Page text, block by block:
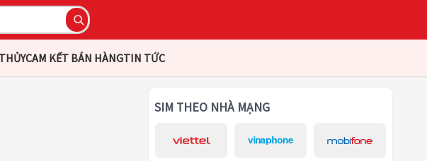
CAM KẾT BÁN HÀNGTIN TỨC
SIM THEO NHÀ MẠNG